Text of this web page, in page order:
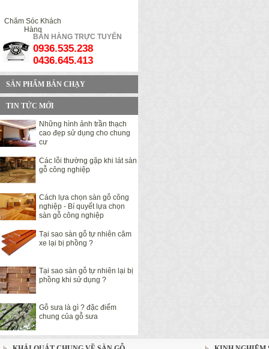
Chăm Sóc Khách
Hàng
BÁN HÀNG TRỰC TUYẾN
0936.535.238
0436.645.413
SẢN PHẨM BÁN CHẠY
TIN TỨC MỚI
Những hình ảnh trần thạch
cao đẹp sử dụng cho chung
cư
Các lỗi thường gặp khi lát sàn
gỗ công nghiệp
Cách lựa chọn sàn gỗ công
nghiệp - Bí quyết lựa chọn
sàn gỗ công nghiệp
Tại sao sàn gỗ tự nhiên căm
xe lại bị phồng ?
Tại sao sàn gỗ tự nhiên lại bị
phồng khi sử dụng ?
Gỗ sưa là gì ? đặc điểm
chung của gỗ sưa